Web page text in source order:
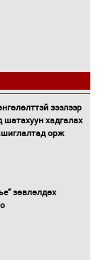
зээлээр
шатахуун хадгалах
орж
зөвлөлдөх